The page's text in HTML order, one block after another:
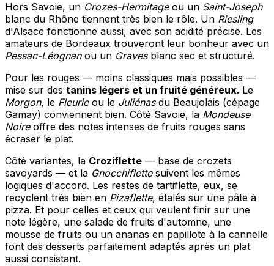
Hors Savoie, un Crozes-Hermitageou un Saint-Joseph
blanc du Rhône tiennent très bien le rôle. Un Riesling
d'Alsace fonctionne aussi, avec son acidité précise. Les
amateurs de Bordeaux trouveront leur bonheur avec un
Pessac-Léognanou un Gravesblanc sec et structuré.
Pour les rouges — moins classiques mais possibles —
mise sur des tanins légers et un fruité généreux. Le
Morgon, le Fleurieou le Juliénasdu Beaujolais (cépage
Gamay) conviennent bien. Côté Savoie, la Mondeuse
Noireoffre des notes intenses de fruits rouges sans
écraser le plat.
Côté variantes, la Croziflette — base de crozets
savoyards — et la Gnocchiflettesuivent les mêmes
logiques d'accord. Les restes de tartiflette, eux, se
recyclent très bien en Pizaflette, étalés sur une pâte à
pizza. Et pour celles et ceux qui veulent finir sur une
note légère, une salade de fruits d'automne, une
mousse de fruits ou un ananas en papillote à la cannelle
font des desserts parfaitement adaptés après un plat
aussi consistant.